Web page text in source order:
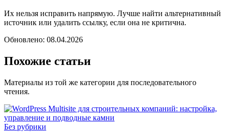
Их нельзя исправить напрямую. Лучше найти альтернативный
источник или удалить ссылку, если она не критична.
Обновлено: 08.04.2026
Похожие статьи
Материалы из той же категории для последовательного
чтения.
Без рубрики